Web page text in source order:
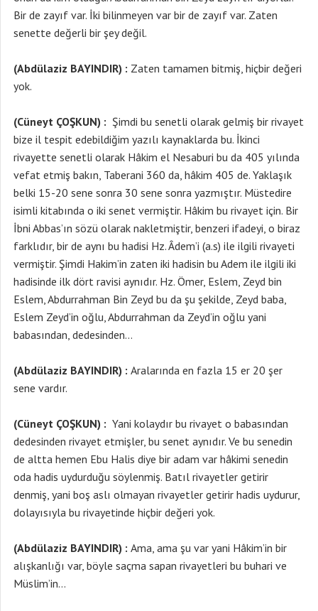
Bir de zayıf var. İki bilinmeyen var bir de zayıf var. Zaten
senette değerli bir şey değil.
(Abdülaziz BAYINDIR) : Zaten tamamen bitmiş, hiçbir değeri
yok.
(Cüneyt ÇOŞKUN) : Şimdi bu senetli olarak gelmiş bir rivayet
bize il tespit edebildiğim yazılı kaynaklarda bu. İkinci
rivayette senetli olarak Hâkim el Nesaburi bu da 405 yılında
vefat etmiş bakın, Taberani 360 da, hâkim 405 de. Yaklaşık
belki 15-20 sene sonra 30 sene sonra yazmıştır. Müstedire
isimli kitabında o iki senet vermiştir. Hâkim bu rivayet için. Bir
İbni Abbas’ın sözü olarak nakletmiştir, benzeri ifadeyi, o biraz
farklıdır, bir de aynı bu hadisi Hz. Âdem’i (a.s) ile ilgili rivayeti
vermiştir. Şimdi Hakim’in zaten iki hadisin bu Adem ile ilgili iki
hadisinde ilk dört ravisi aynıdır. Hz. Ömer, Eslem, Zeyd bin
Eslem, Abdurrahman Bin Zeyd bu da şu şekilde, Zeyd baba,
Eslem Zeyd’in oğlu, Abdurrahman da Zeyd’in oğlu yani
babasından, dedesinden…
(Abdülaziz BAYINDIR) : Aralarında en fazla 15 er 20 şer
sene vardır.
(Cüneyt ÇOŞKUN) : Yani kolaydır bu rivayet o babasından
dedesinden rivayet etmişler, bu senet aynıdır. Ve bu senedin
de altta hemen Ebu Halis diye bir adam var hâkimi senedin
oda hadis uydurduğu söylenmiş. Batıl rivayetler getirir
denmiş, yani boş aslı olmayan rivayetler getirir hadis uydurur,
dolayısıyla bu rivayetinde hiçbir değeri yok.
(Abdülaziz BAYINDIR) : Ama, ama şu var yani Hâkim’in bir
alışkanlığı var, böyle saçma sapan rivayetleri bu buhari ve
Müslim’in…